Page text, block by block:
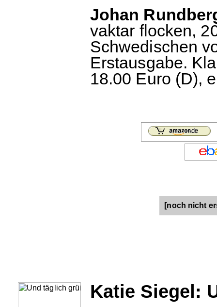
Johan
vaktar flocken,
Schwedischen
Erstausgabe.
18.00 Euro (D),
[noch nicht
Katie Siegel: